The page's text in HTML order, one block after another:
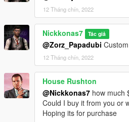
12 Tháng chín, 2022
Nickkonas7 Tác giả
@Zorz_Papadubi Custom
12 Tháng chín, 2022
House Rushton
@Nickkonas7 how much
Could I buy it from you or
Hoping its for purchase